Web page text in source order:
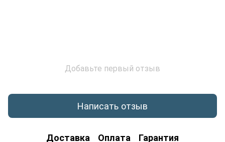
Добавьте первый отзыв
Написать отзыв
Доставка Оплата Гарантия